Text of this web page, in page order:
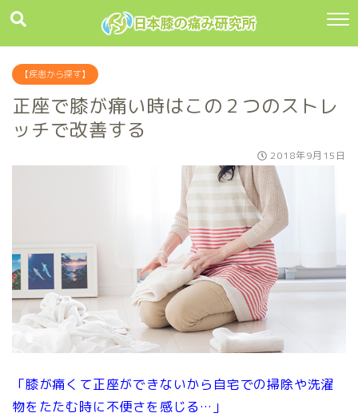
【疾患から探す】
正座で膝が痛い時はこの２つのストレ
ッチで改善する
2018年9月15日
「膝が痛くて正座ができないから自宅での掃除や洗濯
物をたたむ時に不便さを感じる…」